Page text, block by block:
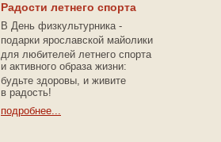
Радости летнего спорта
В День физкультурника -
подарки ярославской майолики
для любителей летнего спорта
и активного образа жизни:
будьте здоровы, и живите
в радость!
подробнее...